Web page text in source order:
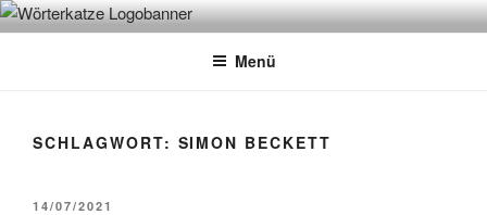
Zum
InhaltWÖRTERKATZE
Von Büchern erzählen
Menü
SCHLAGWORT: SIMON BECKETT
VERÖFFENTLICHT
14/07/2021